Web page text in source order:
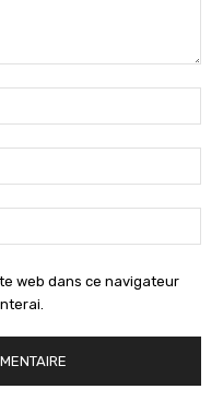
:*
:*
:
web dans ce navigateur